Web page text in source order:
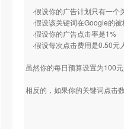
·假设你的广告计划只有一个
·假设该关键词在Google的
·假设你的广告点击率是1%
·假设每次点击费用是0.50元
虽然你的每日预算设置为100
相反的，如果你的关键词点击